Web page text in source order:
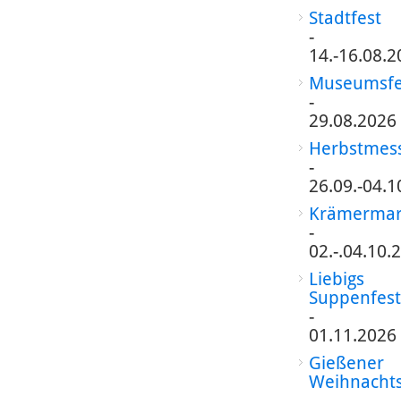
Stadtfest
-
14.-
-
29.08.2026
-
26.09.-
-
02.-
Liebigs
Suppenfest
-
01.11.2026
Gießener